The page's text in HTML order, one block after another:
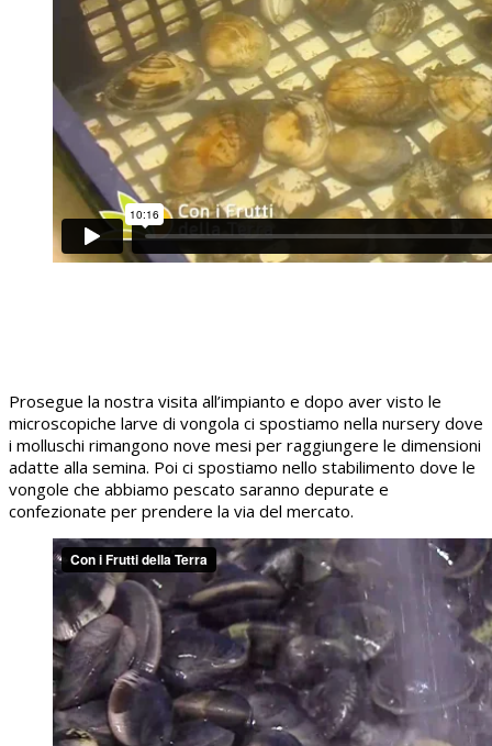
Prosegue la nostra visita all’impianto e dopo aver visto le
microscopiche larve di vongola ci spostiamo nella nursery dove
i molluschi rimangono nove mesi per raggiungere le dimensioni
adatte alla semina. Poi ci spostiamo nello stabilimento dove le
vongole che abbiamo pescato saranno depurate e
confezionate per prendere la via del mercato.